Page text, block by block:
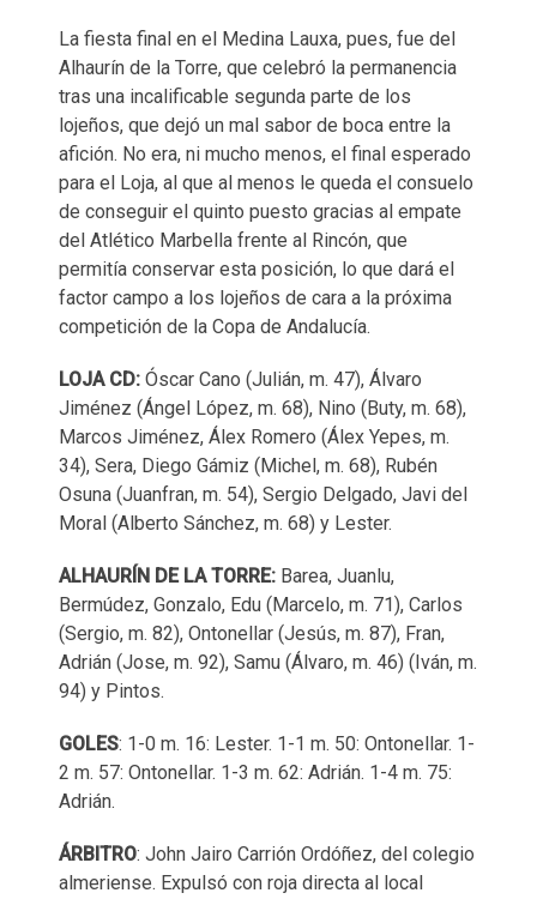
La fiesta final en el Medina Lauxa, pues, fue del
Alhaurín de la Torre, que celebró la permanencia
tras una incalificable segunda parte de los
lojeños, que dejó un mal sabor de boca entre la
afición. No era, ni mucho menos, el final esperado
para el Loja, al que al menos le queda el consuelo
de conseguir el quinto puesto gracias al empate
del Atlético Marbella frente al Rincón, que
permitía conservar esta posición, lo que dará el
factor campo a los lojeños de cara a la próxima
competición de la Copa de Andalucía.
LOJA CD: Óscar Cano (Julián, m. 47), Álvaro
Jiménez (Ángel López, m. 68), Nino (Buty, m. 68),
Marcos Jiménez, Álex Romero (Álex Yepes, m.
34), Sera, Diego Gámiz (Michel, m. 68), Rubén
Osuna (Juanfran, m. 54), Sergio Delgado, Javi del
Moral (Alberto Sánchez, m. 68) y Lester.
ALHAURÍN DE LA TORRE: Barea, Juanlu,
Bermúdez, Gonzalo, Edu (Marcelo, m. 71), Carlos
(Sergio, m. 82), Ontonellar (Jesús, m. 87), Fran,
Adrián (Jose, m. 92), Samu (Álvaro, m. 46) (Iván, m.
94) y Pintos.
GOLES: 1-0 m. 16: Lester. 1-1 m. 50: Ontonellar. 1-
2 m. 57: Ontonellar. 1-3 m. 62: Adrián. 1-4 m. 75:
Adrián.
ÁRBITRO: John Jairo Carrión Ordóñez, del colegio
almeriense. Expulsó con roja directa al local